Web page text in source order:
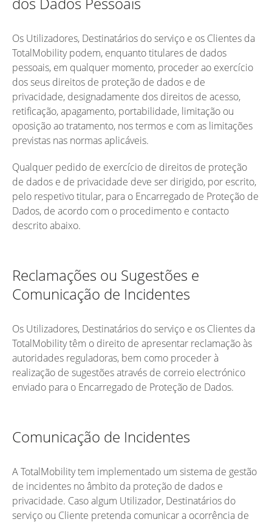
Os Utilizadores, Destinatários do serviço e os Clientes da
TotalMobility podem, enquanto titulares de dados
pessoais, em qualquer momento, proceder ao exercício
dos seus direitos de proteção de dados e de
privacidade, designadamente dos direitos de acesso,
retificação, apagamento, portabilidade, limitação ou
oposição ao tratamento, nos termos e com as limitações
previstas nas normas aplicáveis.
Qualquer pedido de exercício de direitos de proteção
de dados e de privacidade deve ser dirigido, por escrito,
pelo respetivo titular, para o Encarregado de Proteção de
Dados, de acordo com o procedimento e contacto
descrito abaixo.
Reclamações ou Sugestões e
Comunicação de Incidentes
Os Utilizadores, Destinatários do serviço e os Clientes da
TotalMobility têm o direito de apresentar reclamação às
autoridades reguladoras, bem como proceder à
realização de sugestões através de correio electrónico
enviado para o Encarregado de Proteção de Dados.
Comunicação de Incidentes
A TotalMobility tem implementado um sistema de gestão
de incidentes no âmbito da proteção de dados e
privacidade. Caso algum Utilizador, Destinatários do
serviço ou Cliente pretenda comunicar a ocorrência de